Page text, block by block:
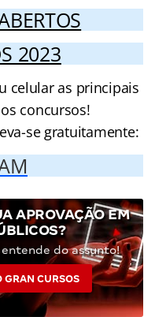
2023
celular as principais
concursos!
se gratuitamente:
APROVAÇÃO EM
do assunto!
GRAN CURSOS